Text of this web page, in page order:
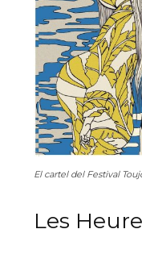
El cartel del Festival
Les